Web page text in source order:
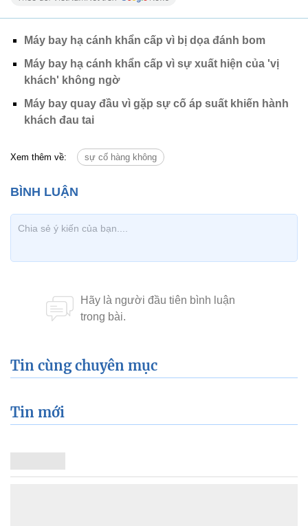
Máy bay hạ cánh khẩn cấp vì bị dọa đánh bom
Máy bay hạ cánh khẩn cấp vì sự xuất hiện của 'vị
khách' không ngờ
Máy bay quay đầu vì gặp sự cố áp suất khiến hành
khách đau tai
Xem thêm về: sự cố hàng không
Tin cùng chuyên mục
Tin mới